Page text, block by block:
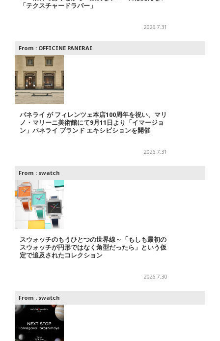
「テクスチャードラバー」
2026.7.31
From : OFFICINE PANERAI
パネライ が フィレンツェ本店100周年を祝い、マリ
ノ・マリーニ美術館にて9月11日より「イマージョ
ン」パネライ ブランド エキシビションを開催
2026.7.31
From : swatch
スウォッチのもうひとつの世界線～「もしも最初の
スウォッチが円形ではなく角型だったら」という仮
定で追及されたコレクション
2026.7.30
From : swatch